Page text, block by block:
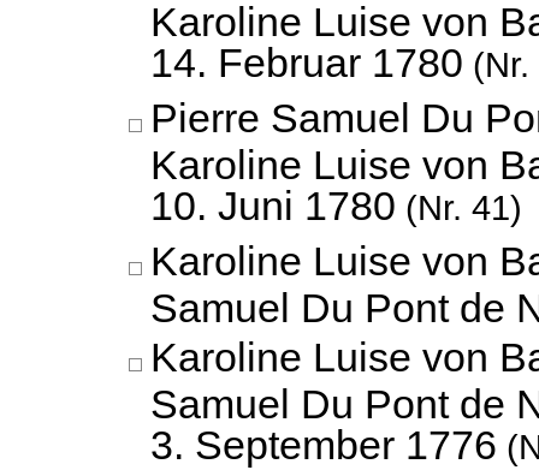
Karoline Luise von
14. Februar 1780 (Nr.
Pierre Samuel Du
Karoline Luise von
10. Juni 1780 (Nr. 41)
Karoline Luise von
Samuel Du Pont de
Karoline Luise von
Samuel Du Pont de
3. September 1776